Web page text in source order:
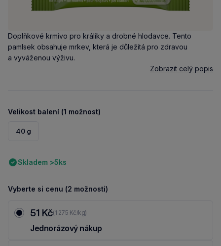
Doplňkové krmivo pro králíky a drobné hlodavce. Tento
pamlsek obsahuje mrkev, která je důležitá pro zdravou
a vyváženou výživu.
Zobrazit celý popis
Velikost balení (1 možnost)
40 g
Skladem >5ks
Vyberte si cenu (2 možnosti)
51 Kč(1 275 Kč/kg)
Jednorázový nákup